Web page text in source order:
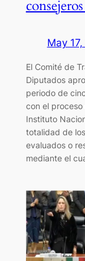
May
El Comité de
Diputados
periodo de
con el
Instituto
totalidad de
evaluados o
mediante el